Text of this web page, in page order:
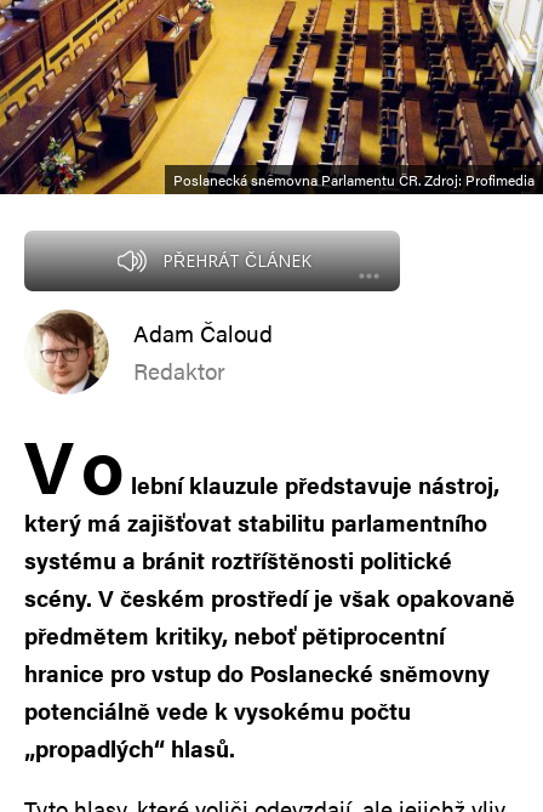
Poslanecká sněmovna Parlamentu ČR. Zdroj: Profimedia
PŘEHRÁT ČLÁNEK
Adam Čaloud
Redaktor
Vo lební klauzule představuje nástroj,
který má zajišťovat stabilitu parlamentního
systému a bránit roztříštěnosti politické
scény. V českém prostředí je však opakovaně
předmětem kritiky, neboť pětiprocentní
hranice pro vstup do Poslanecké sněmovny
potenciálně vede k vysokému počtu
„propadlých“ hlasů.